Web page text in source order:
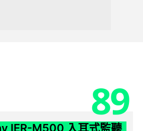
89
IER-M500 入耳式監聽